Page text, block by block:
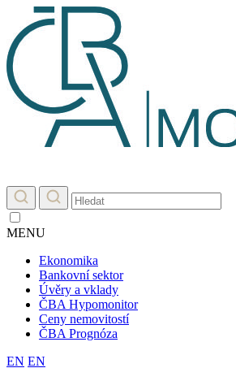
MENU
Ekonomika
Bankovní sektor
Úvěry a vklady
ČBA Hypomonitor
Ceny nemovitostí
ČBA Prognóza
EN EN